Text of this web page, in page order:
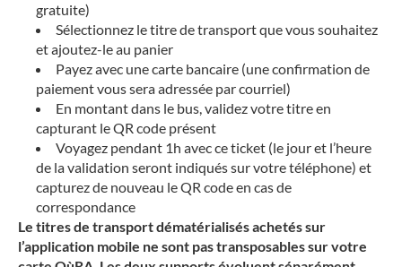
gratuite)
Sélectionnez le titre de transport que vous souhaitez
et ajoutez-le au panier
Payez avec une carte bancaire (une confirmation de
paiement vous sera adressée par courriel)
En montant dans le bus, validez votre titre en
capturant le QR code présent
Voyagez pendant 1h avec ce ticket (le jour et l’heure
de la validation seront indiqués sur votre téléphone) et
capturez de nouveau le QR code en cas de
correspondance
Le titres de transport dématérialisés achetés sur
l’application mobile ne sont pas transposables sur votre